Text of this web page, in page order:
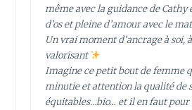
même avec la guidance de Cathy
d’os et pleine d’amour avec le
Un vrai moment d’ancrage à soi,
valorisant
Imagine ce petit bout de femme
minutie et attention la qualité de
équitables…bio… et il en faut pour